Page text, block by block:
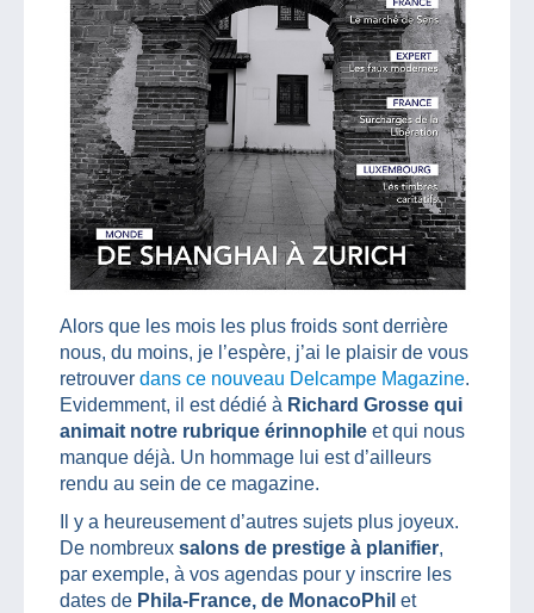
Alors que les mois les plus froids sont derrière
nous, du moins, je l’espère, j’ai le plaisir de vous
retrouver dans ce nouveau Delcampe Magazine.
Evidemment, il est dédié à Richard Grosse qui
animait notre rubrique érinnophile et qui nous
manque déjà. Un hommage lui est d’ailleurs
rendu au sein de ce magazine.
Il y a heureusement d’autres sujets plus joyeux.
De nombreux salons de prestige à planifier,
par exemple, à vos agendas pour y inscrire les
dates de Phila-France, de MonacoPhil et